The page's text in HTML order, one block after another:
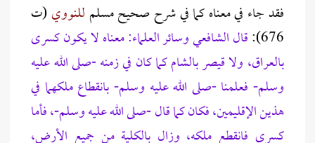
فقد جاء في معناه كما في شرح صحيح مسلم للنووي (ت
676): قال الشافعي وسائر العلماء: معناه لا يكون كسرى
بالعراق، ولا قيصر بالشام كما كان في زمنه -صلى الله عليه
وسلم- فعلمنا -صلى الله عليه وسلم- بانقطاع ملكهما في
هذين الإقليمين، فكان كما قال -صلى الله عليه وسلم-، فأما
كسرى فانقطع ملكه، وزال بالكلية من جميع الأرض،